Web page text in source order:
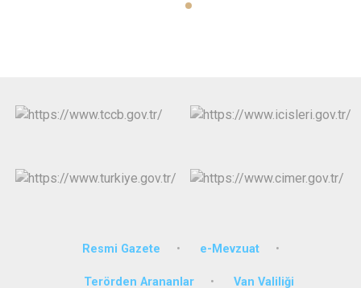
Resmi Gazete e-Mevzuat
Terörden Arananlar Van Valiliği